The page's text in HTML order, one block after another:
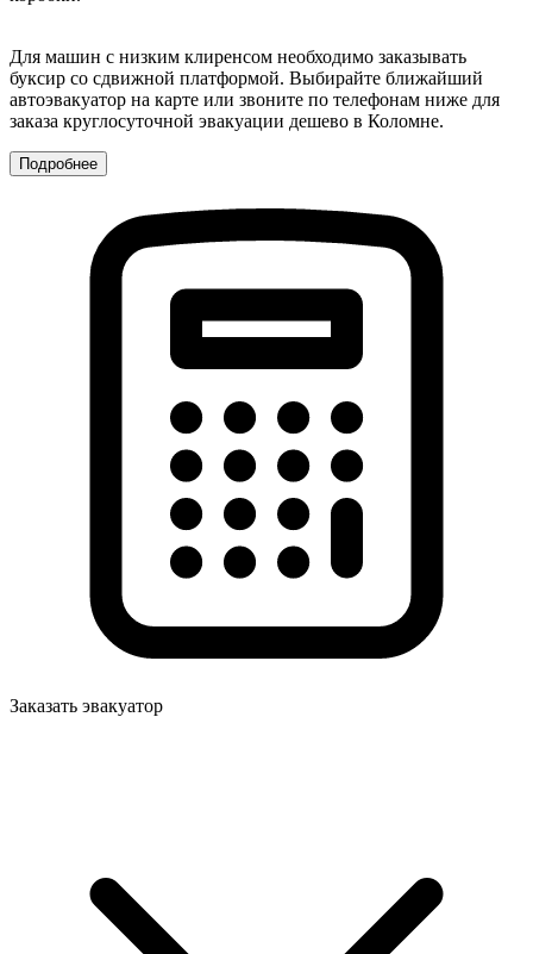
Для машин с низким клиренсом необходимо заказывать
буксир со сдвижной платформой. Выбирайте ближайший
автоэвакуатор на карте или звоните по телефонам ниже для
заказа круглосуточной эвакуации дешево в Коломне.
Подробнее
Заказать эвакуатор